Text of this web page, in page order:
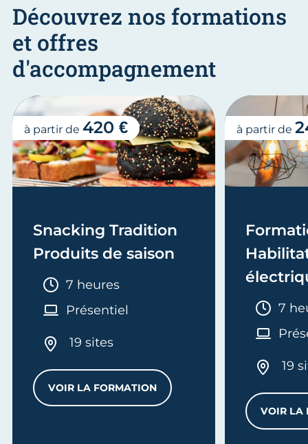
Découvrez nos formations
et offres
d'accompagnement
Snacking Tradition
Produits de saison
Durée :
7 heures
Présentiel
19 sites
VOIR LA FORMATIONSNACKING TRADITION PRODUITS DE
à partir de 420 €
7
19
VOIR LA
à partir de